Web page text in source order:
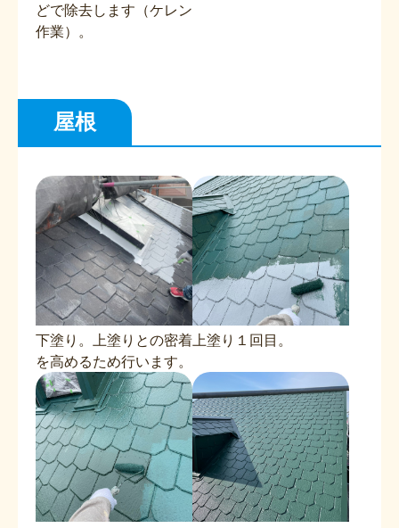
どで除去します（ケレン
作業）。
屋根
下塗り。上塗りとの密着
を高めるため行います。
上塗り１回目。